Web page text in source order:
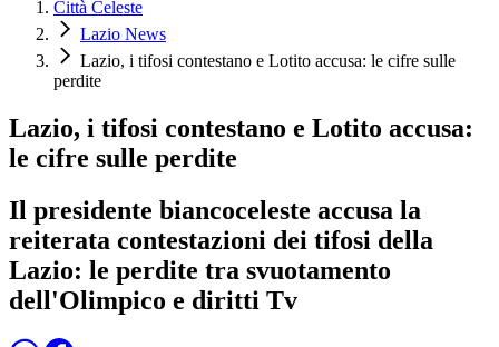
Città Celeste
Lazio News
Lazio, i tifosi contestano e Lotito accusa: le cifre sulle
perdite
Lazio, i tifosi contestano e Lotito accusa:
le cifre sulle perdite
Il presidente biancoceleste accusa la
reiterata contestazioni dei tifosi della
Lazio: le perdite tra svuotamento
dell'Olimpico e diritti Tv